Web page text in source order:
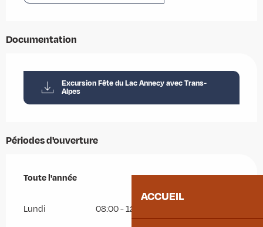
ACCUEIL
Documentation
Excursion Fête du Lac Annecy avec Trans-
Alpes
Périodes d'ouverture
Toute l'année
Toute l'année
Lundi 08:00 - 12:00